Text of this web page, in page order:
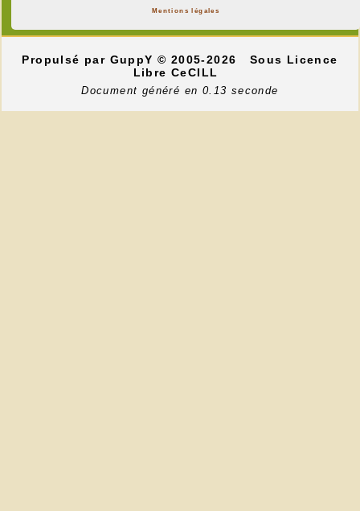
Mentions légales
Propulsé par GuppY© 2005-2026
Sous Licence
Libre CeCILL
Document généré en 0.13 seconde